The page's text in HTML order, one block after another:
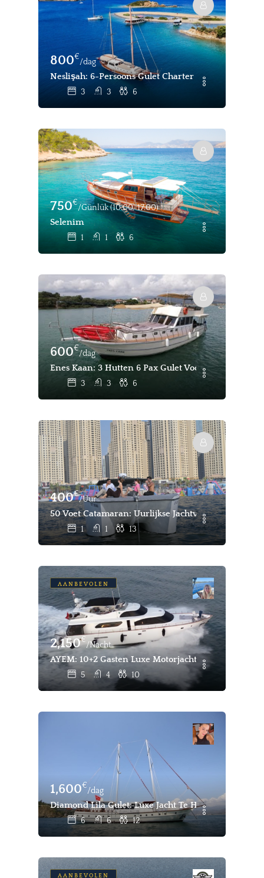
800€
/dag
Neslişah: 6-Persoons Gulet Charter Gocek
3 3 6
750€
/Günlük (10.00-17.00)
Selenim
1 1 6
600€
/dag
Enes Kaan: 3 Hutten 6 Pax Gulet Voor Charter
3 3 6
400€
/Uur
50 Voet Catamaran: Uurlijkse Jachtverhuur In
1 1 13
AANBEVOLEN
2,150€
/Nacht
AYEM: 10+2 Gasten Luxe Motorjacht Charter
5 4 10
1,600€
/dag
Diamond Lila Gulet: Luxe Jacht Te Huur In Fethiye
6 6 12
AANBEVOLEN